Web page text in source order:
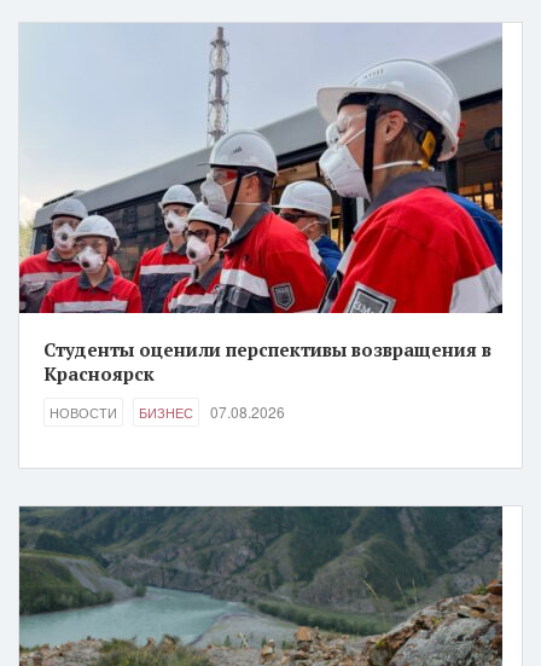
Студенты оценили перспективы возвращения в
Красноярск
НОВОСТИ БИЗНЕС 07.08.2026